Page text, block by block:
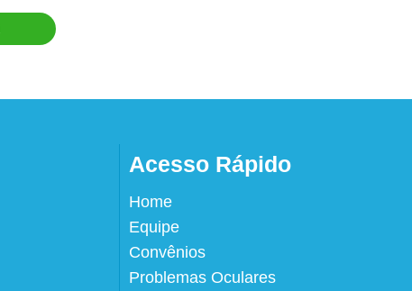
Acesso Rápido
Home
Equipe
Convênios
Problemas Oculares